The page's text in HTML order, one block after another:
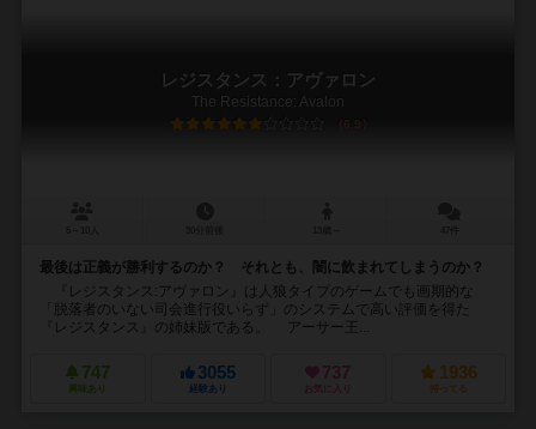
レジスタンス：アヴァロン
The Resistance: Avalon
6.9
最後は正義が勝利するのか？ それとも、闇に飲まれてしまうのか？
『レジスタンス:アヴァロン』は人狼タイプのゲームでも画期的な
「脱落者のいない司会進行役いらず」のシステムで高い評価を得た
『レジスタンス』の姉妹版である。 アーサー王...
747
興味あり
3055
経験あり
737
お気に入り
1936
持ってる